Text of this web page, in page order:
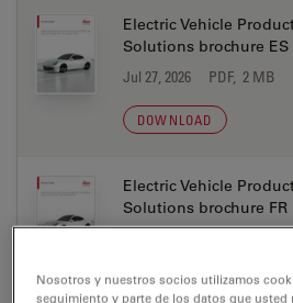
Electric Vehicle
Solutions brochure ES
Jul 27, 2026 PDF, 2 MB
DOWNLOAD
Electric Vehicle
Solutions brochure FR
DOWNLOAD
Nosotros y nuestros socios utilizamos
seguimiento y parte de los datos que